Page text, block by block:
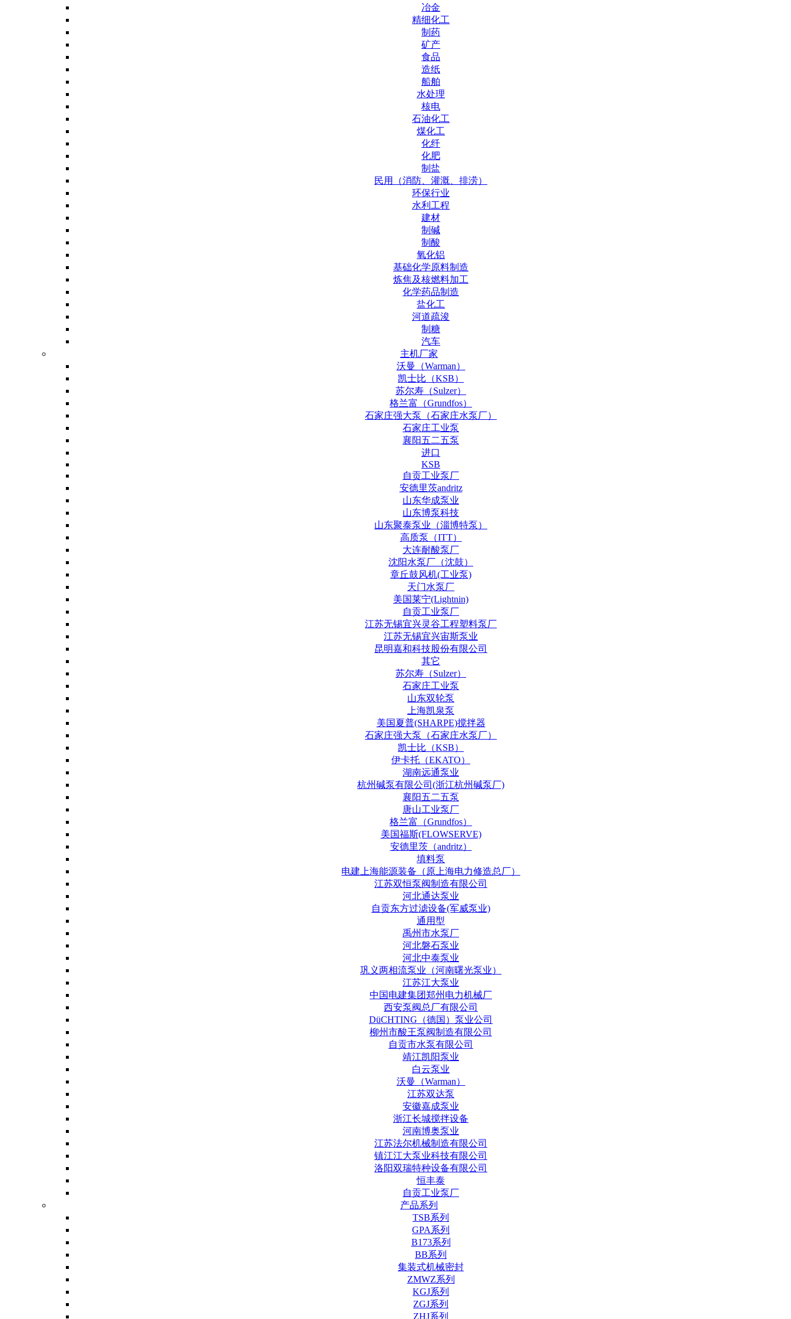
冶金
精细化工
制药
矿产
食品
造纸
船舶
水处理
核电
石油化工
煤化工
化纤
化肥
制盐
民用（消防、灌溉、排涝）
环保行业
水利工程
建材
制碱
制酸
氧化铝
基础化学原料制造
炼焦及核燃料加工
化学药品制造
盐化工
河道疏浚
制糖
汽车
主机厂家
沃曼（Warman）
凯士比（KSB）
苏尔寿（Sulzer）
格兰富（Grundfos）
石家庄强大泵（石家庄水泵厂）
石家庄工业泵
襄阳五二五泵
进口
KSB
自贡工业泵厂
安德里茨andritz
山东华成泵业
山东博泵科技
山东聚泰泵业（淄博特泵）
高质泵（ITT）
大连耐酸泵厂
沈阳水泵厂（沈鼓）
章丘鼓风机(工业泵)
天门水泵厂
美国莱宁(Lightnin)
自贡工业泵厂
江苏无锡宜兴灵谷工程塑料泵厂
江苏无锡宜兴宙斯泵业
昆明嘉和科技股份有限公司
其它
苏尔寿（Sulzer）
石家庄工业泵
山东双轮泵
上海凯泉泵
美国夏普(SHARPE)搅拌器
石家庄强大泵（石家庄水泵厂）
凯士比（KSB）
伊卡托（EKATO）
湖南远通泵业
杭州碱泵有限公司(浙江杭州碱泵厂)
襄阳五二五泵
唐山工业泵厂
格兰富（Grundfos）
美国福斯(FLOWSERVE)
安德里茨（andritz）
填料泵
电建上海能源装备（原上海电力修造总厂）
江苏双恒泵阀制造有限公司
河北通达泵业
自贡东方过滤设备(军威泵业)
通用型
禹州市水泵厂
河北磐石泵业
河北中泰泵业
巩义两相流泵业（河南曙光泵业）
江苏江大泵业
中国电建集团郑州电力机械厂
西安泵阀总厂有限公司
DüCHTING（德国）泵业公司
柳州市酸王泵阀制造有限公司
自贡市水泵有限公司
靖江凯阳泵业
白云泵业
沃曼（Warman）
江苏双达泵
安徽嘉成泵业
浙江长城搅拌设备
河南博奥泵业
江苏法尔机械制造有限公司
镇江江大泵业科技有限公司
洛阳双瑞特种设备有限公司
恒丰泰
自贡工业泵厂
产品系列
TSB系列
GPA系列
B173系列
BB系列
集装式机械密封
ZMWZ系列
KGJ系列
ZGJ系列
ZHJ系列